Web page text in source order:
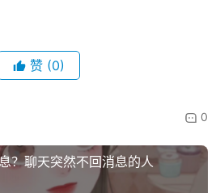
赞 (0)
0
？聊天突然不回消息的人